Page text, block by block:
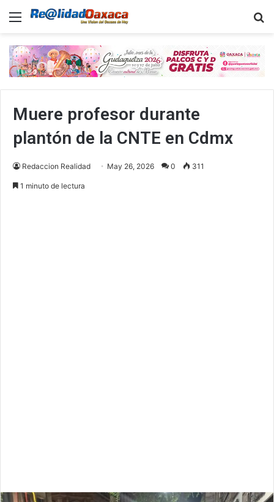
Menu
Muere profesor durante
plantón de la CNTE en Cdmx
Redaccion Realidad May 26, 2026 0 311
1 minuto de lectura